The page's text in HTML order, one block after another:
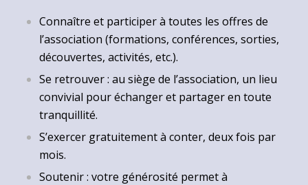
Connaître et participer à toutes les offres de
l’association (formations, conférences, sorties,
découvertes, activités, etc.).
Se retrouver : au siège de l’association, un lieu
convivial pour échanger et partager en toute
tranquillité.
S’exercer gratuitement à conter, deux fois par
mois.
Soutenir : votre générosité permet à